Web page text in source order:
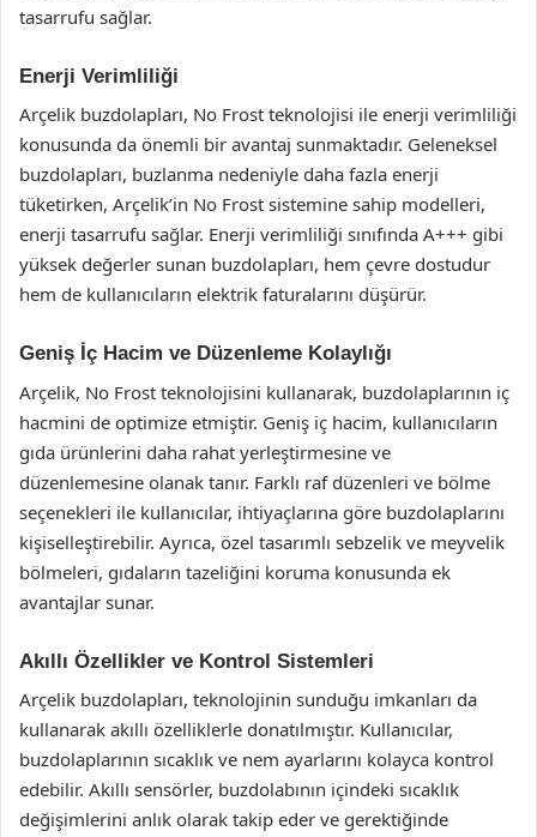
tasarrufu sağlar.
Enerji Verimliliği
Arçelik buzdolapları, No Frost teknolojisi ile enerji verimliliği
konusunda da önemli bir avantaj sunmaktadır. Geleneksel
buzdolapları, buzlanma nedeniyle daha fazla enerji
tüketirken, Arçelik’in No Frost sistemine sahip modelleri,
enerji tasarrufu sağlar. Enerji verimliliği sınıfında A+++ gibi
yüksek değerler sunan buzdolapları, hem çevre dostudur
hem de kullanıcıların elektrik faturalarını düşürür.
Geniş İç Hacim ve Düzenleme Kolaylığı
Arçelik, No Frost teknolojisini kullanarak, buzdolaplarının iç
hacmini de optimize etmiştir. Geniş iç hacim, kullanıcıların
gıda ürünlerini daha rahat yerleştirmesine ve
düzenlemesine olanak tanır. Farklı raf düzenleri ve bölme
seçenekleri ile kullanıcılar, ihtiyaçlarına göre buzdolaplarını
kişiselleştirebilir. Ayrıca, özel tasarımlı sebzelik ve meyvelik
bölmeleri, gıdaların tazeliğini koruma konusunda ek
avantajlar sunar.
Akıllı Özellikler ve Kontrol Sistemleri
Arçelik buzdolapları, teknolojinin sunduğu imkanları da
kullanarak akıllı özelliklerle donatılmıştır. Kullanıcılar,
buzdolaplarının sıcaklık ve nem ayarlarını kolayca kontrol
edebilir. Akıllı sensörler, buzdolabının içindeki sıcaklık
değişimlerini anlık olarak takip eder ve gerektiğinde